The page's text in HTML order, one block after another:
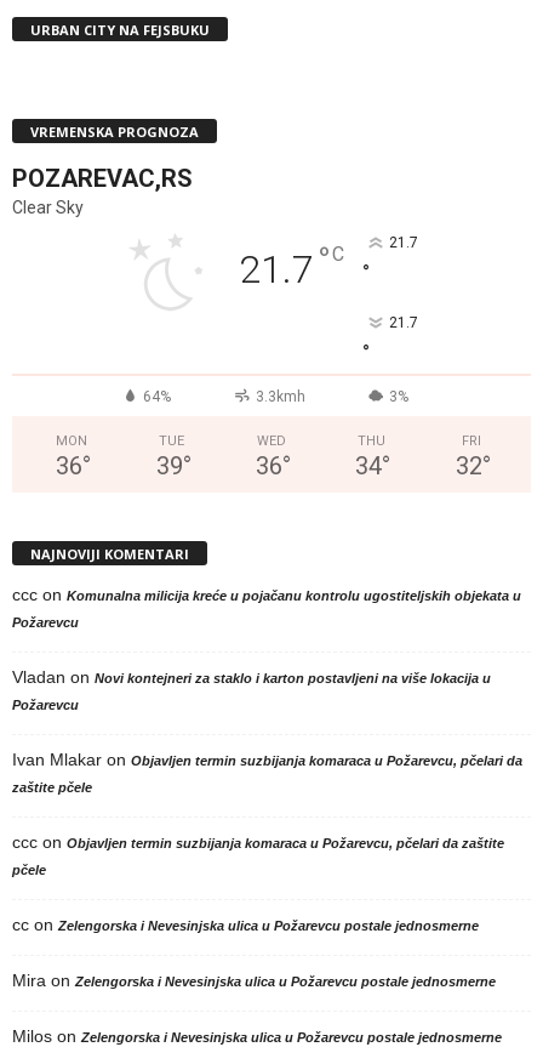
URBAN CITY NA FEJSBUKU
VREMENSKA PROGNOZA
POZAREVAC,RS
Clear Sky
21.7 °C 21.7
°
21.7
°
64% 3.3kmh 3%
MON
36°
TUE
39°
WED
36°
THU
34°
FRI
32°
NAJNOVIJI KOMENTARI
ccc on Komunalna milicija kreće u pojačanu kontrolu ugostiteljskih objekata u
Požarevcu
Vladan on Novi kontejneri za staklo i karton postavljeni na više lokacija u
Požarevcu
Ivan Mlakar on Objavljen termin suzbijanja komaraca u Požarevcu, pčelari da
zaštite pčele
ccc on Objavljen termin suzbijanja komaraca u Požarevcu, pčelari da zaštite
pčele
cc on Zelengorska i Nevesinjska ulica u Požarevcu postale jednosmerne
Mira on Zelengorska i Nevesinjska ulica u Požarevcu postale jednosmerne
Milos on Zelengorska i Nevesinjska ulica u Požarevcu postale jednosmerne